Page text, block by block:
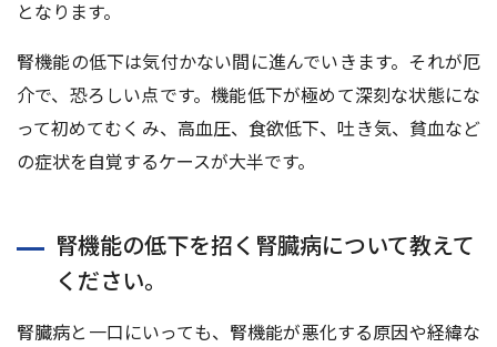
となります。
腎機能の低下は気付かない間に進んでいきます。それが厄
介で、恐ろしい点です。機能低下が極めて深刻な状態にな
って初めてむくみ、高血圧、食欲低下、吐き気、貧血など
の症状を自覚するケースが大半です。
腎機能の低下を招く腎臓病について教えて
ください。
腎臓病と一口にいっても、腎機能が悪化する原因や経緯な